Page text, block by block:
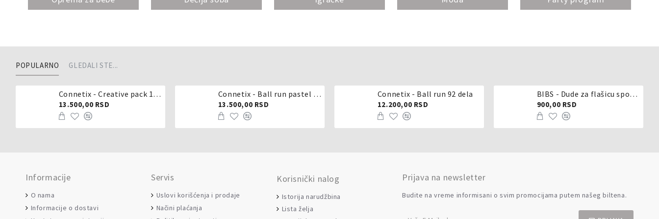
POPULARNO GLEDALI STE...
Connetix - Creative pack 102 dela
13.500,00 RSD
Connetix - Ball run pastel 106 delova
13.500,00 RSD
Connetix - Ball run 92 dela
12.200,00 RSD
BIBS - Dude za flašicu sporijeg, srednjeg ili brzog protoka - silikon
900,00 RSD
Informacije
O nama
Informacije o dostavi
Servis
Uslovi korišćenja i prodaje
Načini plaćanja
Korisnički nalog
Istorija narudžbina
Lista želja
Prijava na newsletter
Budite na vreme informisani o svim promocijama putem našeg biltena.